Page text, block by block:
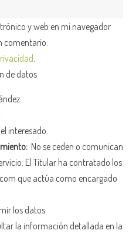
y web en mi navegador
comentario.
.
de datos
interesado.
No se ceden o comunican
El Titular ha contratado los
que actúa como encargado
los datos.
la información detallada en la